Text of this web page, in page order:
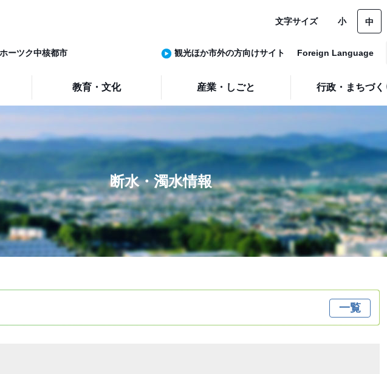
ーツク中核都市
教育・文化 産業・しごと 行政・まちづく
文字サイズ 小 中
観光ほか市外の方向けサイト Foreign Language
断水・濁水情報
一覧